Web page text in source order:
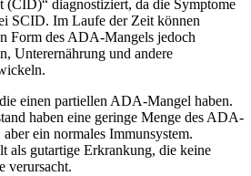
(CID)“ diagnostiziert, da die Symptome
SCID. Im Laufe der Zeit können
Form des ADA-Mangels jedoch
Unterernährung und andere
einen partiellen ADA-Mangel haben.
haben eine geringe Menge des ADA-
ein normales Immunsystem.
als gutartige Erkrankung, die keine
verursacht.